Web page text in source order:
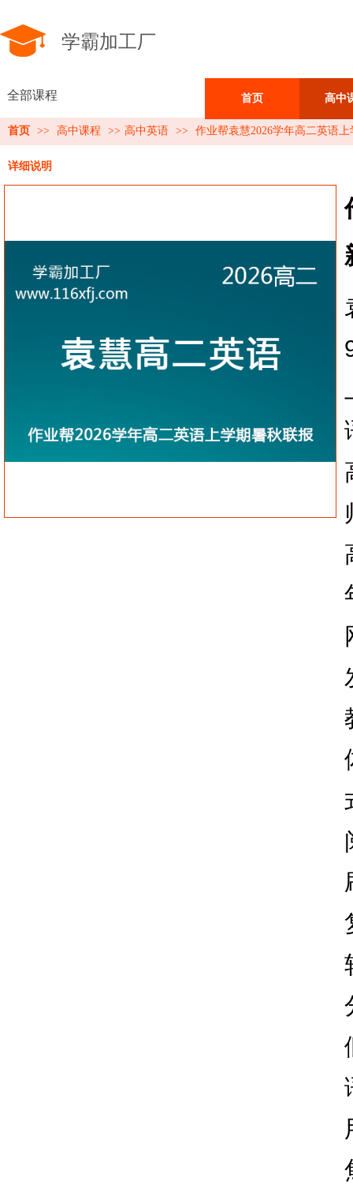
学霸加工厂
全部课程 首页 高中
首页 >> 高中课程 >> 高中英语 >> 作业帮袁慧2026学年高二英语
详细说明